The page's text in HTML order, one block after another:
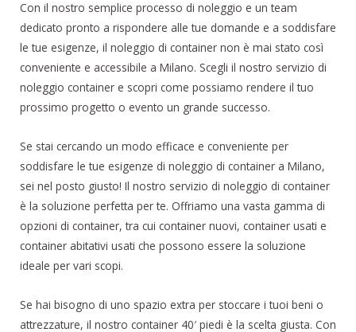
Con il nostro semplice processo di noleggio e un team
dedicato pronto a rispondere alle tue domande e a soddisfare
le tue esigenze, il noleggio di container non è mai stato così
conveniente e accessibile a Milano. Scegli il nostro servizio di
noleggio container e scopri come possiamo rendere il tuo
prossimo progetto o evento un grande successo.
Se stai cercando un modo efficace e conveniente per
soddisfare le tue esigenze di noleggio di container a Milano,
sei nel posto giusto! Il nostro servizio di noleggio di container
è la soluzione perfetta per te. Offriamo una vasta gamma di
opzioni di container, tra cui container nuovi, container usati e
container abitativi usati che possono essere la soluzione
ideale per vari scopi.
Se hai bisogno di uno spazio extra per stoccare i tuoi beni o
attrezzature, il nostro container 40′ piedi è la scelta giusta. Con